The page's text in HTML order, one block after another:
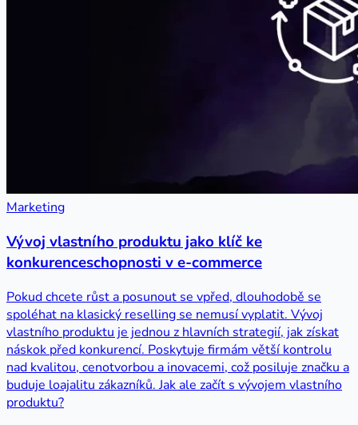
Marketing
Vývoj vlastního produktu jako klíč ke
konkurenceschopnosti v e-commerce
Pokud chcete růst a posunout se vpřed, dlouhodobě se
spoléhat na klasický reselling se nemusí vyplatit. Vývoj
vlastního produktu je jednou z hlavních strategií, jak získat
náskok před konkurencí. Poskytuje firmám větší kontrolu
nad kvalitou, cenotvorbou a inovacemi, což posiluje značku a
buduje loajalitu zákazníků. Jak ale začít s vývojem vlastního
produktu?